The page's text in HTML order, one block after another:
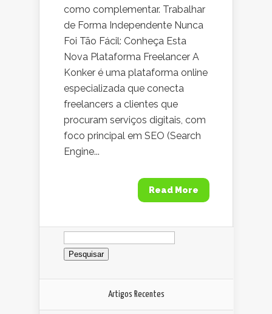
como complementar. Trabalhar
de Forma Independente Nunca
Foi Tão Fácil: Conheça Esta
Nova Plataforma Freelancer A
Konker é uma plataforma online
especializada que conecta
freelancers a clientes que
procuram serviços digitais, com
foco principal em SEO (Search
Engine...
Read More
Pesquisar
por:
Artigos Recentes